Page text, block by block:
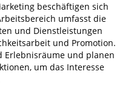
beschäftigen sich
umfasst die
und Dienstleistungen
und Promotion.
Erlebnisräume und planen
um das Interesse